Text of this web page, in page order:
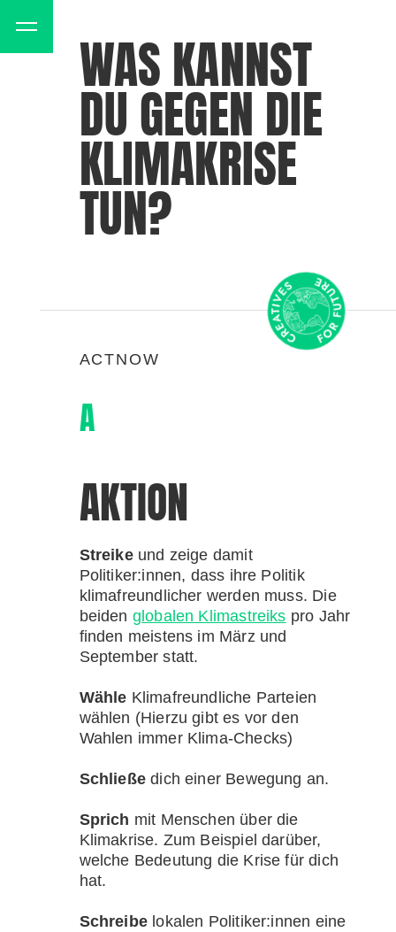
WAS KANNST
DU GEGEN DIE
KLIMAKRISE
TUN?
ACTNOW
A
AKTION
Streikeund zeige damit
Politiker:innen, dass ihre Politik
klimafreundlicher werden muss. Die
beiden globalen Klimastreiks pro Jahr
finden meistens im März und
September statt.
Wähle Klimafreundliche Parteien
wählen (Hierzu gibt es vor den
Wahlen immer Klima-Checks)
Schließe dich einer Bewegung an.
Sprich mit Menschen über die
Klimakrise. Zum Beispiel darüber,
welche Bedeutung die Krise für dich
hat.
Schreibe lokalen Politiker:innen eine